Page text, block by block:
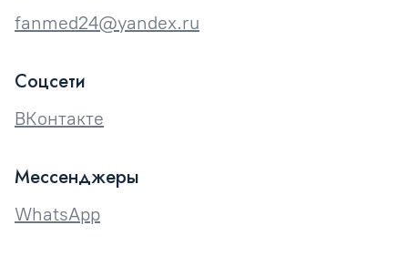
fanmed24@yandex.ru
Соцсети
ВКонтакте
Мессенджеры
WhatsApp